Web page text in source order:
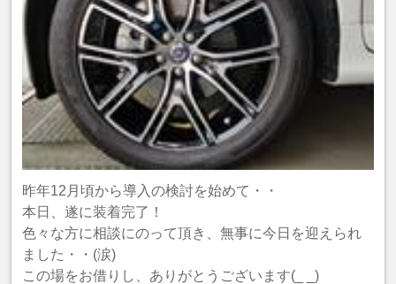
昨年12月頃から導入の検討を始めて・・
本日、遂に装着完了！
色々な方に相談にのって頂き、無事に今日を迎えられ
ました・・(涙)
この場をお借りし、ありがとうございます(_ _)